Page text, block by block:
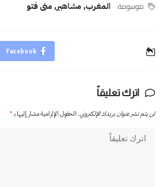
موسومة: المغرب, مشاهير, منى فتو
Facebook
اترك تعليقاً
لن يتم نشر عنوان بريدك الإلكتروني. الحقول الإلزامية مشار إليها بـ*